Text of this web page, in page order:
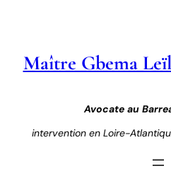
Maître Gbema
Avocate au
intervention en Loire-